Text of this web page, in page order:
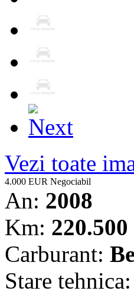
Vezi toate
4.000 EUR Negociabil
An: 2008
Km: 220.500
Carburant:
Stare tehnica: